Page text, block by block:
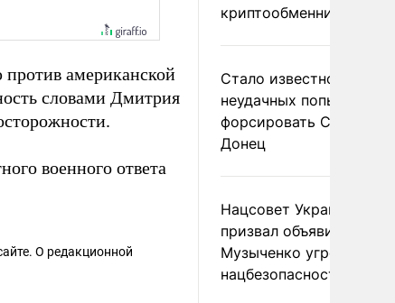
американской
словами Дмитрия
военного ответа
О редакционной
криптообменников
Стало известно о
неудачных попытках
форсировать
Донец
Нацсовет Украины по
призвал объявить
Музыченко угрозой
нацбезопасности